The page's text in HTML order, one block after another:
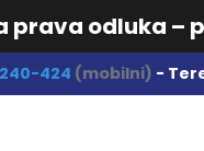
prava odluka –
424 (mobilni) -